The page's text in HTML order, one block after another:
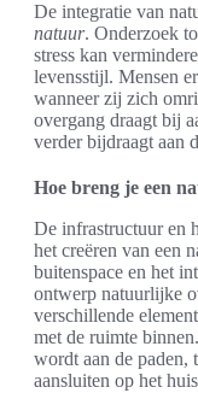
De integratie van
natuur. Onderzoek
stress kan
levensstijl. Mensen
wanneer zij zich
overgang draagt bij
verder bijdraagt aan
Hoe breng je een
De infrastructuur en
het creëren van een
buitenspace en het
ontwerp natuurlijke
verschillende
met de ruimte
wordt aan de paden,
aansluiten op het